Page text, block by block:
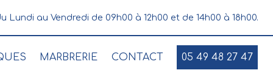
Lundi au Vendredi de 09h00 à 12h00 et de 14h00 à 18h00.
MARBRERIE CONTACT 05 49 48 27 47